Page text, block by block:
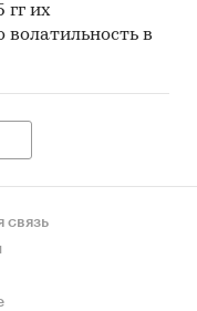
гг их
волатильность в
связь